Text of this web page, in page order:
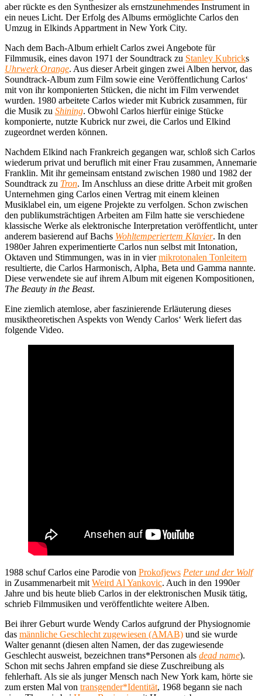
aber rückte es den Synthesizer als ernstzunehmendes Instrument in
ein neues Licht. Der Erfolg des Albums ermöglichte Carlos den
Umzug in Elkinds Appartment in New York City.
Nach dem Bach-Album erhielt Carlos zwei Angebote für
Filmmusik, eines davon 1971 der Soundtrack zu Stanley Kubricks
Uhrwerk Orange. Aus dieser Arbeit gingen zwei Alben hervor, das
Soundtrack-Album zum Film sowie eine Veröffentlichung Carlos‘
mit von ihr komponierten Stücken, die nicht im Film verwendet
wurden. 1980 arbeitete Carlos wieder mit Kubrick zusammen, für
die Musik zu Shining. Obwohl Carlos hierfür einige Stücke
komponierte, nutzte Kubrick nur zwei, die Carlos und Elkind
zugeordnet werden können.
Nachdem Elkind nach Frankreich gegangen war, schloß sich Carlos
wiederum privat und beruflich mit einer Frau zusammen, Annemarie
Franklin. Mit ihr gemeinsam entstand zwischen 1980 und 1982 der
Soundtrack zu Tron. Im Anschluss an diese dritte Arbeit mit großen
Unternehmen ging Carlos einen Vertrag mit einem kleinen
Musiklabel ein, um eigene Projekte zu verfolgen. Schon zwischen
den publikumsträchtigen Arbeiten am Film hatte sie verschiedene
klassische Werke als elektronische Interpretation veröffentlicht, unter
anderem basierend auf Bachs Wohltemperiertem Klavier. In den
1980er Jahren experimentierte Carlos nun selbst mit Intonation,
Oktaven und Stimmungen, was in in viermikrotonalen Tonleitern
resultierte, die Carlos Harmonisch, Alpha, Beta und Gamma nannte.
Diese verwendete sie auf ihrem Album mit eigenen Kompositionen,
The Beauty in the Beast.
Eine ziemlich atemlose, aber faszinierende Erläuterung dieses
musiktheoretischen Aspekts von Wendy Carlos‘ Werk liefert das
folgende Video.
1988 schuf Carlos eine Parodie von Prokofjews Peter und der Wolf
in Zusammenarbeit mit Weird Al Yankovic. Auch in den 1990er
Jahre und bis heute blieb Carlos in der elektronischen Musik tätig,
schrieb Filmmusiken und veröffentlichte weitere Alben.
Bei ihrer Geburt wurde Wendy Carlos aufgrund der Physiognomie
das männliche Geschlecht zugewiesen (AMAB) und sie wurde
Walter genannt (diesen alten Namen, der das zugewiesende
Geschlecht ausweist, bezeichnen trans*Personen als dead name).
Schon mit sechs Jahren empfand sie diese Zuschreibung als
fehlerhaft. Als sie als junger Mensch nach New York kam, hörte sie
zum ersten Mal von transgender*Identität, 1968 begann sie nach